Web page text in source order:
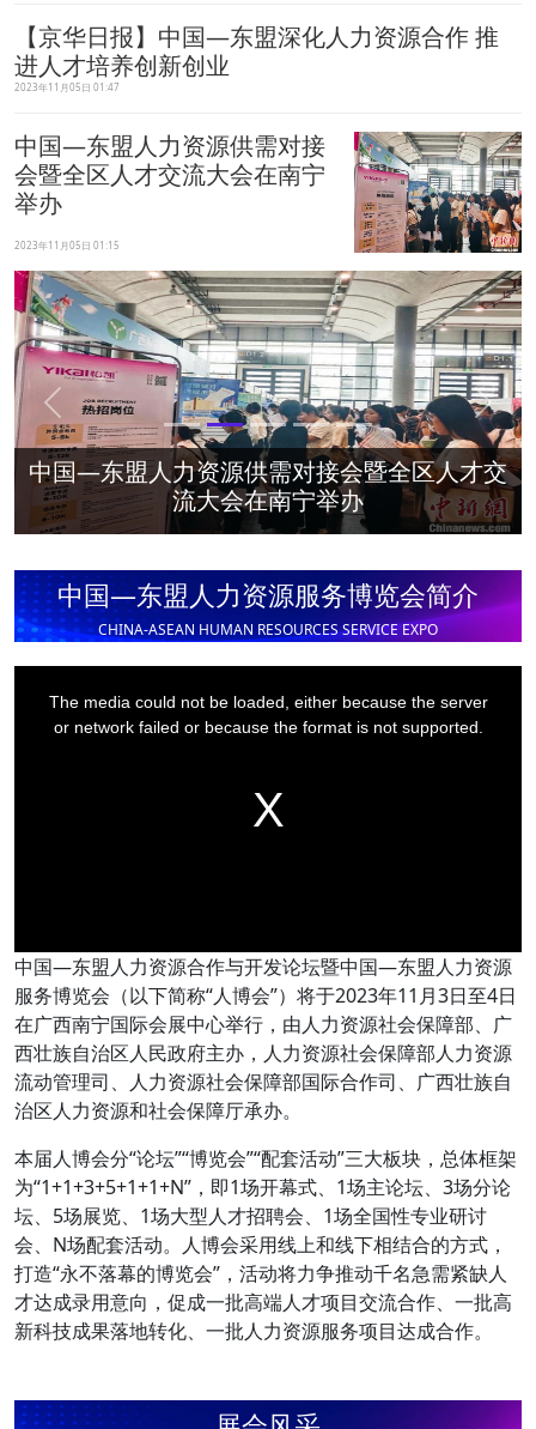
【京华日报】中国—东盟深化人力资源合作 推
进人才培养创新创业
2023年11月05日 01:47
中国—东盟人力资源供需对接
会暨全区人才交流大会在南宁
举办
2023年11月05日 01:15
中国—东盟人力资源供需对接会暨全区人才交
流大会在南宁举办
Previous Next
中国—东盟人力资源服务博览会简介
CHINA-ASEAN HUMAN RESOURCES SERVICE EXPO
The media could not be loaded, either because the server
or network failed or because the format is not supported.
中国—东盟人力资源合作与开发论坛暨中国—东盟人力资源
服务博览会（以下简称“人博会”）将于2023年11月3日至4日
在广西南宁国际会展中心举行，由人力资源社会保障部、广
西壮族自治区人民政府主办，人力资源社会保障部人力资源
流动管理司、人力资源社会保障部国际合作司、广西壮族自
治区人力资源和社会保障厅承办。
本届人博会分“论坛”“博览会”“配套活动”三大板块，总体框架
为“1+1+3+5+1+1+N”，即1场开幕式、1场主论坛、3场分论
坛、5场展览、1场大型人才招聘会、1场全国性专业研讨
会、N场配套活动。人博会采用线上和线下相结合的方式，
打造“永不落幕的博览会”，活动将力争推动千名急需紧缺人
才达成录用意向，促成一批高端人才项目交流合作、一批高
新科技成果落地转化、一批人力资源服务项目达成合作。